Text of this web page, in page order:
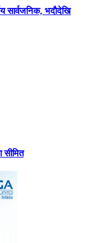
सार्वजनिक, भदाैदेखि